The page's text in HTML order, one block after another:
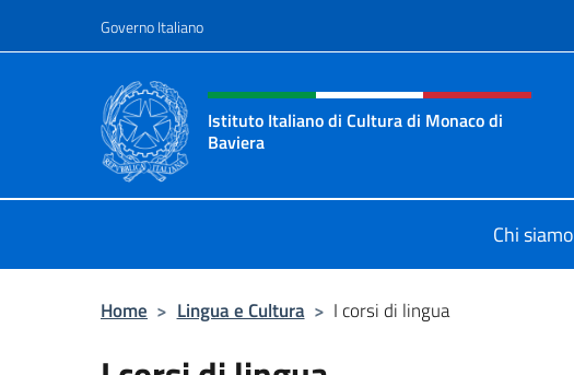
Governo Italiano
Intestazione sito, social e menù
Istituto Italiano di Cultura di Monaco di
Baviera
Chi siamo
Home > Lingua e Cultura > I corsi di lingua